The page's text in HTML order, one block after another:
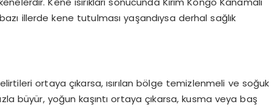
illerde kene tutulması yaşandıysa derhal sağlık
belirtileri ortaya çıkarsa, ısırılan bölge temizlenmeli ve soğuk
büyür, yoğun kaşıntı ortaya çıkarsa, kusma veya baş